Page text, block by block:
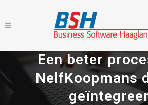
Een beter
NelfKoopmans